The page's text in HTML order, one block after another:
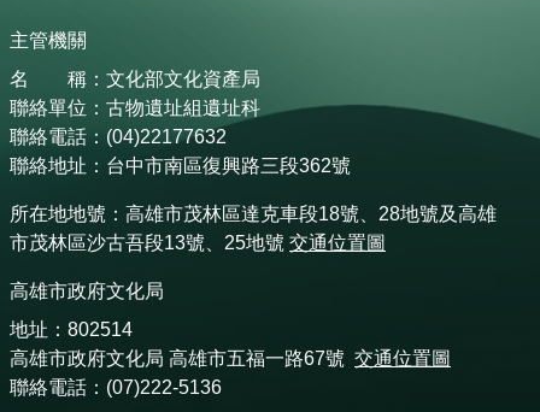
主管機關
名 稱：文化部文化資產局
聯絡單位：古物遺址組遺址科
聯絡電話：(04)22177632
聯絡地址：台中市南區復興路三段362號
所在地地號：高雄市茂林區達克車段18號、28地號及高雄
市茂林區沙古吾段13號、25地號 交通位置圖
高雄市政府文化局
地址：802514
高雄市政府文化局 高雄市五福一路67號 交通位置圖
聯絡電話：(07)222-5136